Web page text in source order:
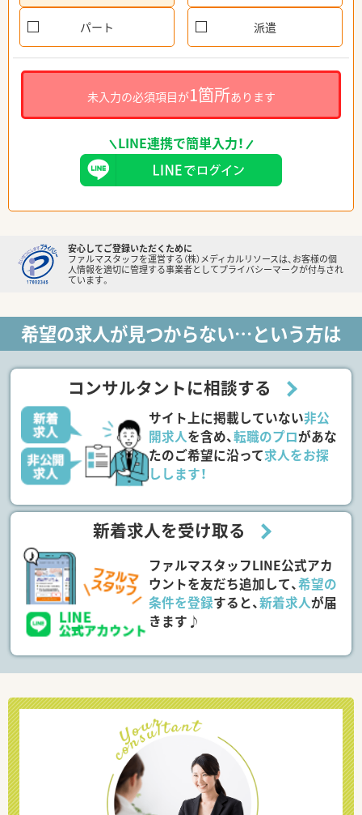
パート 派遣
未入力の必須項目が1箇所あります
LINE連携で簡単入力！
安心してご登録いただくために
ファルマスタッフを運営する（株）メディカルリソースは、お客様の個
人情報を適切に管理する事業者としてプライバシーマークが付与され
ています。
希望の求人が見つからない…という方は
コンサルタントに相談する
サイト上に掲載していない非公
開求人を含め、転職のプロがあな
たのご希望に沿って求人をお探
しします！
新着求人を受け取る
ファルマスタッフLINE公式アカ
ウントを友だち追加して、希望の
条件を登録すると、新着求人が届
きます♪